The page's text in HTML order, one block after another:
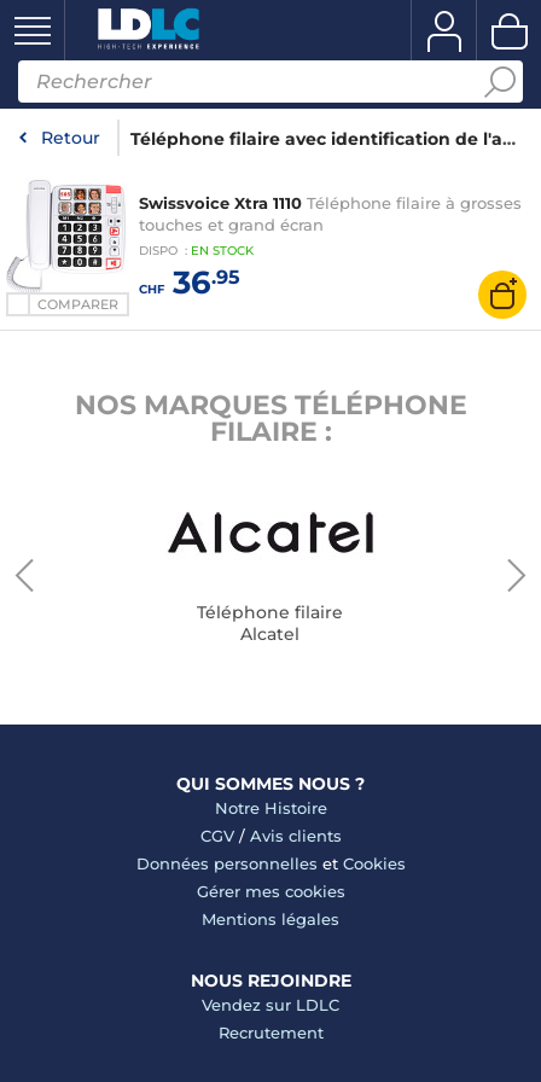
Retour Téléphone filaire avec identification de l'appelant
COMPARER
Swissvoice Xtra 1110 Téléphone filaire à grosses
touches et grand écran
DISPO : EN STOCK
CHF36.95
NOS MARQUES TÉLÉPHONE
FILAIRE :
Téléphone filaire
Alcatel
QUI SOMMES NOUS ?
Notre Histoire
CGV/ Avis clients
Données personnelles et Cookies
Gérer mes cookies
Mentions légales
NOUS REJOINDRE
Vendez sur LDLC
Recrutement